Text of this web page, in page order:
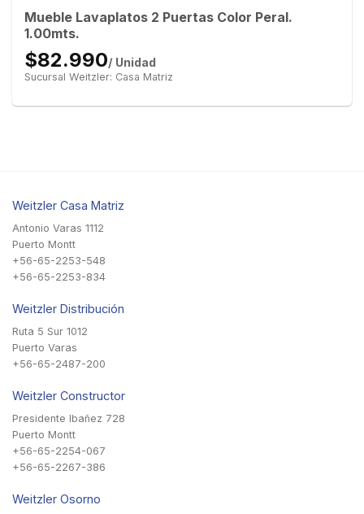
Mueble Lavaplatos 2 Puertas Color Peral.
1.00mts.
$82.990/ Unidad
Sucursal Weitzler: Casa Matriz
Weitzler Casa Matriz
Antonio Varas 1112
Puerto Montt
+56-65-2253-548
+56-65-2253-834
Weitzler Distribución
Ruta 5 Sur 1012
Puerto Varas
+56-65-2487-200
Weitzler Constructor
Presidente Ibañez 728
Puerto Montt
+56-65-2254-067
+56-65-2267-386
Weitzler Osorno